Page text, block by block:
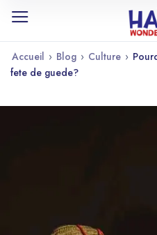
Accueil › Blog › Culture ›
fete de guede?